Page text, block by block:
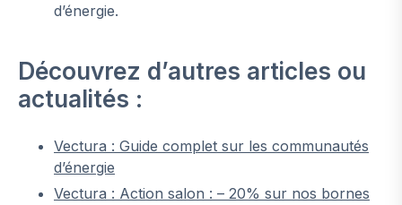
d’énergie.
Découvrez d’autres articles ou
actualités :
Vectura : Guide complet sur les communautés
d’énergie
Vectura : Action salon : – 20% sur nos bornes